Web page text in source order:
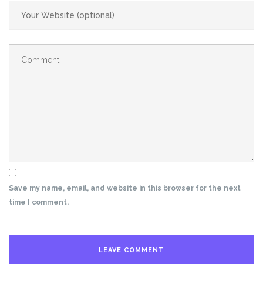
Save my name, email, and website in this browser for the next
time I comment.